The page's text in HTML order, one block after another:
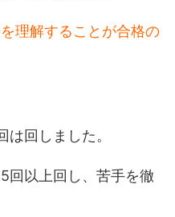
理解することが合格の
回しました。
回以上回し、苦手を徹